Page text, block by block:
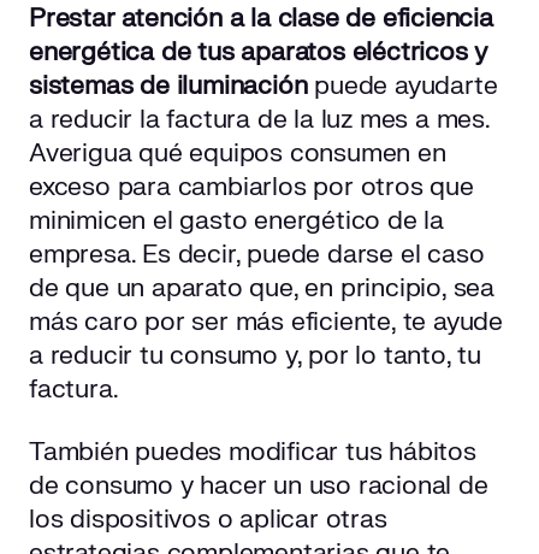
Prestar atención a la clase de eficiencia
energética de tus aparatos eléctricos y
sistemas de iluminaciónpuede ayudarte
a reducir la factura de la luz mes a mes.
Averigua qué equipos consumen en
exceso para cambiarlos por otros que
minimicen el gasto energético de la
empresa. Es decir, puede darse el caso
de que un aparato que, en principio, sea
más caro por ser más eficiente, te ayude
a reducir tu consumo y, por lo tanto, tu
factura.
También puedes modificar tus hábitos
de consumo y hacer un uso racional de
los dispositivos o aplicar otras